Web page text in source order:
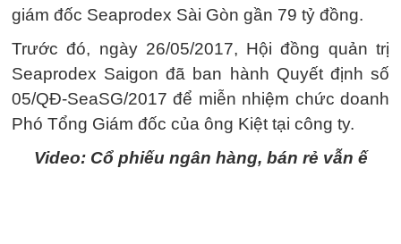
giám đốc Seaprodex Sài Gòn gần 79 tỷ đồng.
Trước đó, ngày 26/05/2017, Hội đồng quản trị
Seaprodex Saigon đã ban hành Quyết định số
05/QĐ-SeaSG/2017 để miễn nhiệm chức doanh
Phó Tổng Giám đốc của ông Kiệt tại công ty.
Video: Cổ phiếu ngân hàng, bán rẻ vẫn ế